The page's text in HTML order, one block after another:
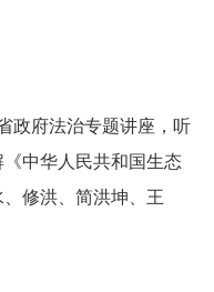
府法治专题讲座，听
中华人民共和国生态
修洪、简洪坤、王